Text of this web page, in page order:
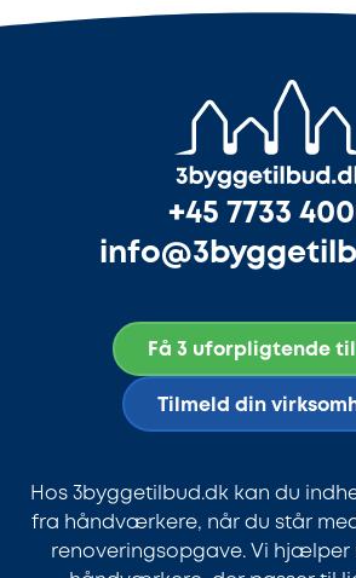
+45 7733
Få 3 uforpligtende
Tilmeld din
Hos 3byggetilbud.dk kan du
fra håndværkere, når du står
renoveringsopgave. Vi hjælper